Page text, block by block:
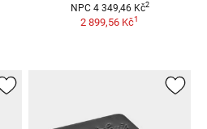
NPC 4 349,46 Kč2
2 899,56 Kč1